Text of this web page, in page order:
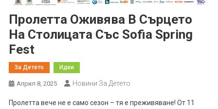
Пролетта Оживява В Сърцето
На Столицата Със Sofia Spring
Fest
За Детето Идеи
Април 8, 2025 Новини За Детето
Пролетта вече не е само сезон – тя е преживяване! От 11